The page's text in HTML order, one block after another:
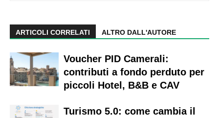
ARTICOLI CORRELATI ALTRO DALL'AUTORE
Voucher PID Camerali:
contributi a fondo perduto per
piccoli Hotel, B&B e CAV
Turismo 5.0: come cambia il